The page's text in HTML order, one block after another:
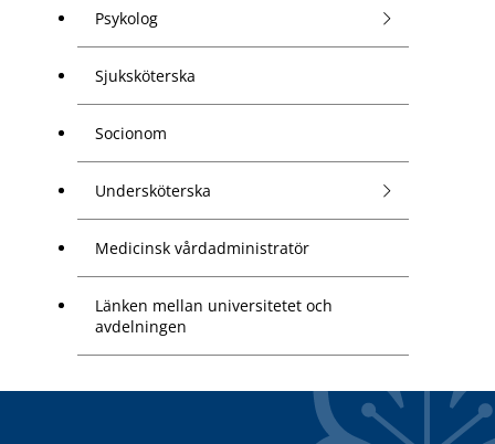
Psykolog
Sjuksköterska
Socionom
Undersköterska
Medicinsk vårdadministratör
Länken mellan universitetet och
avdelningen